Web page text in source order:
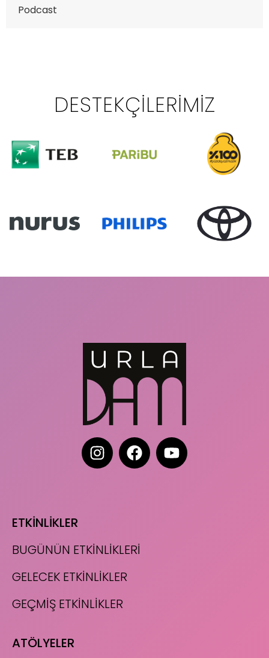
Podcast
DESTEKÇILERIMIZ
ETKİNLİKLER
BUGÜNÜN ETKİNLİKLERİ
GELECEK ETKİNLİKLER
GEÇMİŞ ETKİNLİKLER
ATÖLYELER